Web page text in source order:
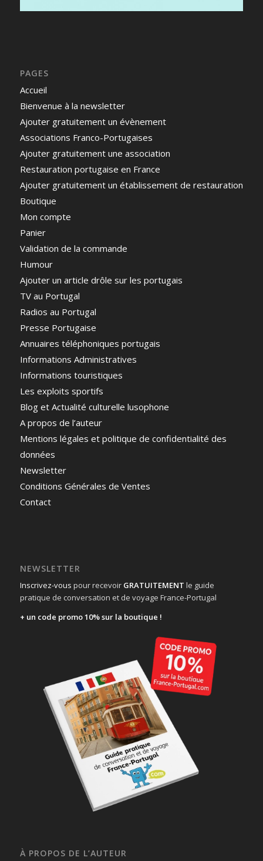
PAGES
Accueil
Bienvenue à la newsletter
Ajouter gratuitement un évènement
Associations Franco-Portugaises
Ajouter gratuitement une association
Restauration portugaise en France
Ajouter gratuitement un établissement de restauration
Boutique
Mon compte
Panier
Validation de la commande
Humour
Ajouter un article drôle sur les portugais
TV au Portugal
Radios au Portugal
Presse Portugaise
Annuaires téléphoniques portugais
Informations Administratives
Informations touristiques
Les exploits sportifs
Blog et Actualité culturelle lusophone
A propos de l’auteur
Mentions légales et politique de confidentialité des
données
Newsletter
Conditions Générales de Ventes
Contact
NEWSLETTER
Inscrivez-vous pour recevoir GRATUITEMENT le guide
pratique de conversation et de voyage France-Portugal
+ un code promo 10% sur la boutique !
À PROPOS DE L’AUTEUR